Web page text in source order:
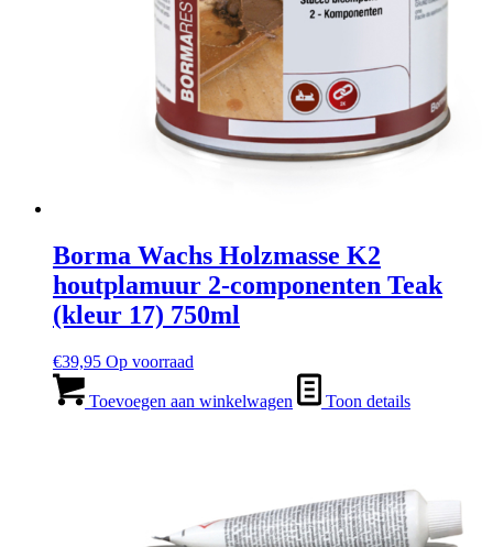
Borma Wachs Holzmasse K2
houtplamuur 2-componenten Teak
(kleur 17) 750ml
€39,95 Op voorraad
Toevoegen aan winkelwagen Toon details